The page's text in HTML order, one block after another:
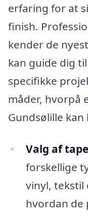
erfaring for at
finish.
kender de
kan guide dig
specifikke
måder, hvorpå
Gundsølille
Valg af
forskellige
vinyl, tekstil
hvordan de